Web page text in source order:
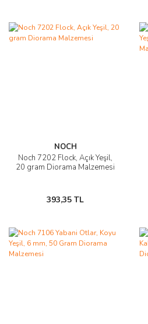
NOCH
Noch 7202 Flock, Açık Yeşil,
20 gram Diorama Malzemesi
393,35 TL